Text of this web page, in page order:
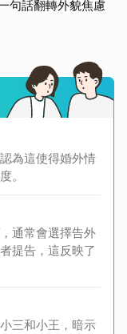
句話翻轉外貌焦慮
為這使得婚外情
。
通常會選擇告外
提告，這反映了
三和小王，暗示